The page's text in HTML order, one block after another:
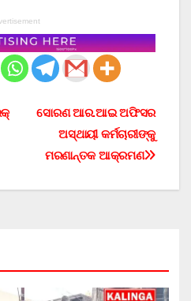
ସୋରଣ ଆର.ଆଇ ଅଫିସର
ଅସ୍ଥାୟୀ କର୍ମଚାରୀଙ୍କୁ
ମରଣାନ୍ତକ ଆକ୍ରମଣ